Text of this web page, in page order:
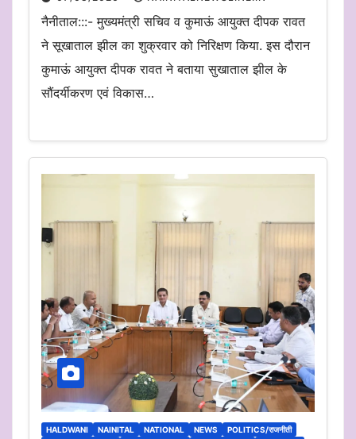
नैनीताल:::- मुख्यमंत्री सचिव व कुमाऊं आयुक्त दीपक रावत
ने सूखाताल झील का शुक्रवार को निरिक्षण किया. इस दौरान
कुमाऊं आयुक्त दीपक रावत ने बताया सुखाताल झील के
सौंदर्यीकरण एवं विकास…
HALDWANI NAINITAL NATIONAL NEWS
POLITICS/राजनीती